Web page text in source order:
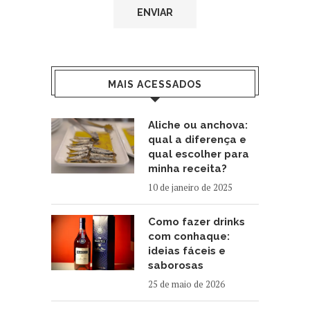
MAIS ACESSADOS
Aliche ou anchova:
qual a diferença e
qual escolher para
minha receita?
10 de janeiro de 2025
Como fazer drinks
com conhaque:
ideias fáceis e
saborosas
25 de maio de 2026